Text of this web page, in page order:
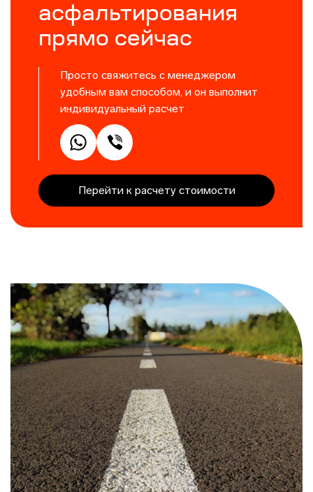
асфальтирования
прямо сейчас
Просто свяжитесь с менеджером
удобным вам способом, и он выполнит
индивидуальный расчет
Перейти к расчету стоимости